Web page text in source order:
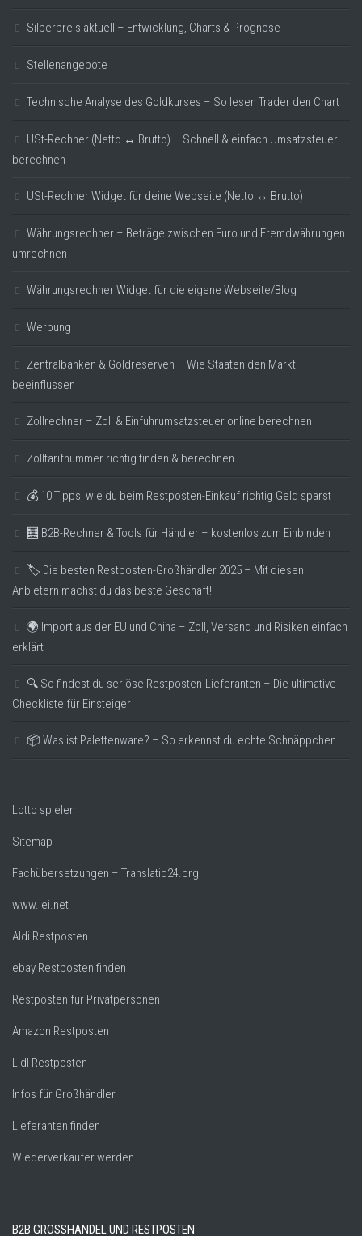
Silberpreis aktuell – Entwicklung, Charts & Prognose
Stellenangebote
Technische Analyse des Goldkurses – So lesen Trader den Chart
USt-Rechner (Netto ↔ Brutto) – Schnell & einfach Umsatzsteuer
berechnen
USt-Rechner Widget für deine Webseite (Netto ↔ Brutto)
Währungsrechner – Beträge zwischen Euro und Fremdwährungen
umrechnen
Währungsrechner Widget für die eigene Webseite/Blog
Werbung
Zentralbanken & Goldreserven – Wie Staaten den Markt
beeinflussen
Zollrechner – Zoll & Einfuhrumsatzsteuer online berechnen
Zolltarifnummer richtig finden & berechnen
💰 10 Tipps, wie du beim Restposten-Einkauf richtig Geld sparst
🧮 B2B-Rechner & Tools für Händler – kostenlos zum Einbinden
🏷️ Die besten Restposten-Großhändler 2025 – Mit diesen
Anbietern machst du das beste Geschäft!
🌍 Import aus der EU und China – Zoll, Versand und Risiken einfach
erklärt
🔍 So findest du seriöse Restposten-Lieferanten – Die ultimative
Checkliste für Einsteiger
📦 Was ist Palettenware? – So erkennst du echte Schnäppchen
Lotto spielen
Sitemap
Fachübersetzungen – Translatio24.org
www.lei.net
Aldi Restposten
ebay Restposten finden
Restposten für Privatpersonen
Amazon Restposten
Lidl Restposten
Infos für Großhändler
Lieferanten finden
Wiederverkäufer werden
B2B GROSSHANDEL UND RESTPOSTEN